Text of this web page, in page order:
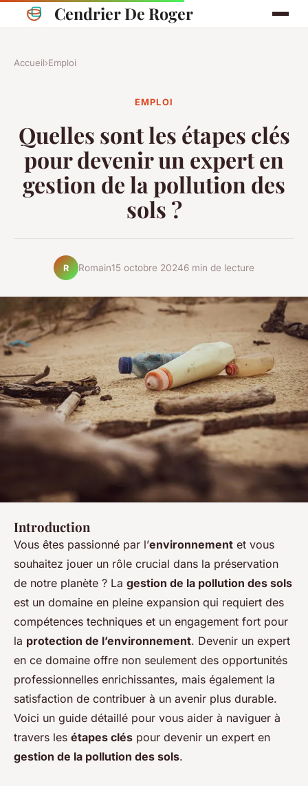
Cendrier De Roger
Accueil›Emploi
EMPLOI
Quelles sont les étapes clés
pour devenir un expert en
gestion de la pollution des
sols ?
R Romain15 octobre 20246 min de lecture
Introduction
Vous êtes passionné par l’environnement et vous
souhaitez jouer un rôle crucial dans la préservation
de notre planète ? La gestion de la pollution des sols
est un domaine en pleine expansion qui requiert des
compétences techniques et un engagement fort pour
la protection de l’environnement. Devenir un expert
en ce domaine offre non seulement des opportunités
professionnelles enrichissantes, mais également la
satisfaction de contribuer à un avenir plus durable.
Voici un guide détaillé pour vous aider à naviguer à
travers les étapes clés pour devenir un expert en
gestion de la pollution des sols.